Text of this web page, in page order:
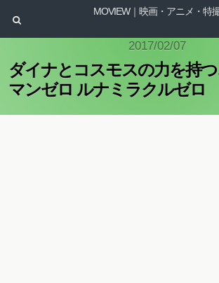
MOVIEW｜映画・アニメ・特
2017/02/07
ダイナとコスモスの力を持
マンゼロ ルナミラクルゼロ